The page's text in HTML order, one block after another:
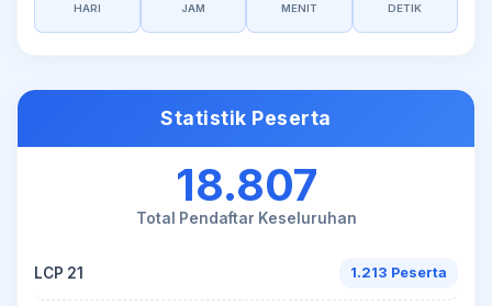
HARI JAM MENIT DETIK
Statistik Peserta
18.807
Total Pendaftar Keseluruhan
LCP 21 1.213 Peserta